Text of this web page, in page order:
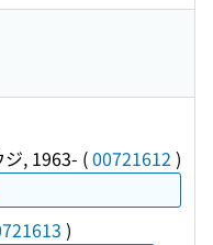
ジ, 1963- (00721612 )
)